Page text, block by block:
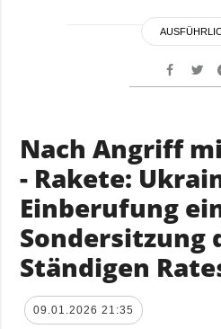
Nach Angriff
- Rakete:
Einberufung
Sondersitzung
Ständigen
09.01.2026 21:35